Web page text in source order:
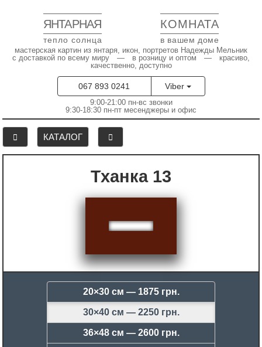
ЯНТАРНАЯ КОМНАТА
тепло солнца в вашем доме
мастерская картин из янтаря, икон, портретов Надежды Мельник
с доставкой по всему миру — в розницу и оптом — красиво,
качественно, доступно
067 893 0241 Viber
9:00-21:00 пн-вс звонки
9:30-18:30 пн-пт месенджеры и офис
КАТАЛОГ
Тханка 13
20×30 см — 1875 грн.
30×40 см — 2250 грн.
36×48 см — 2600 грн.